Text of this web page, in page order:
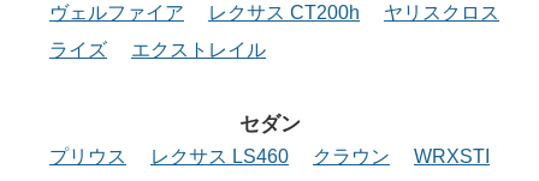
ヴェルファイア
レクサス CT200h
ヤリスクロス
ライズ
エクストレイル
セダン
プリウス レクサス LS460 クラウン
WRXSTI